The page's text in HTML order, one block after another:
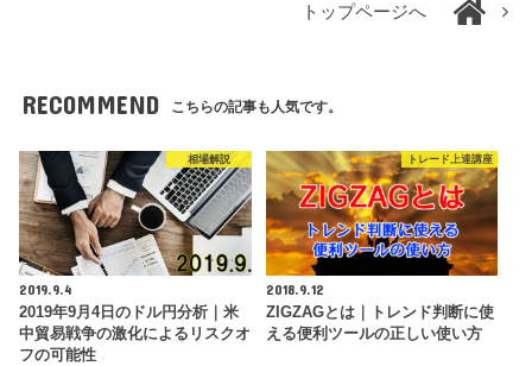
トップページへ
RECOMMEND こちらの記事も人気です。
相場解説
2019.9.4
2019年9月4日のドル円分析｜米
中貿易戦争の激化によるリスクオ
フの可能性
トレード上達講座
2018.9.12
ZIGZAGとは｜トレンド判断に使
える便利ツールの正しい使い方